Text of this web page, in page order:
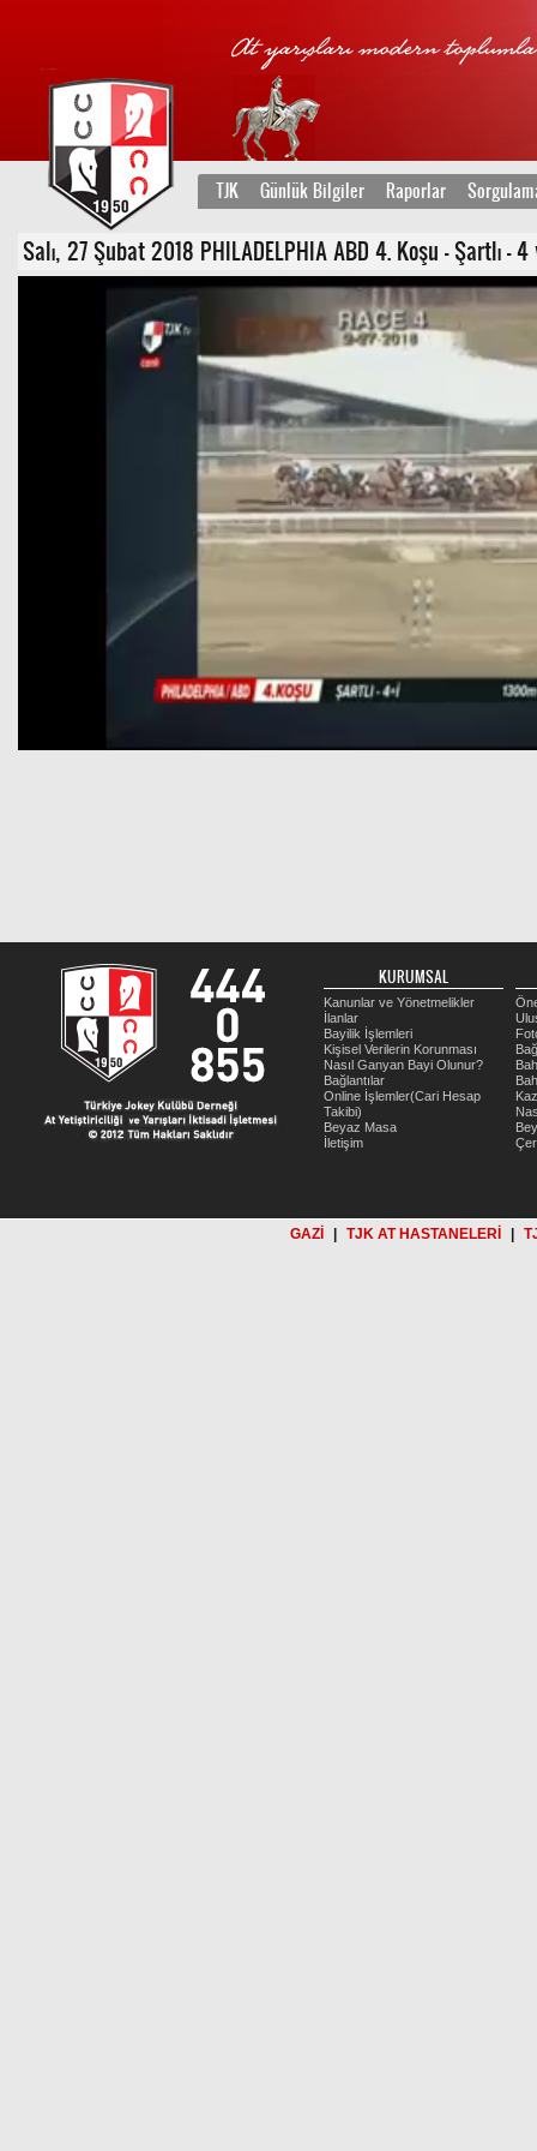
TJK Günlük Bilgiler Raporlar
Salı, 27 Şubat 2018 PHILADELPHIA ABD 4. Koşu - Şartlı -
KURUMSAL
Kanunlar ve Yönetmelikler
İlanlar
Bayilik İşlemleri
Kişisel Verilerin Korunması
Nasıl Ganyan Bayi Olunur?
Bağlantılar
Online İşlemler(Cari Hesap
Takibi)
Beyaz Masa
İletişim
GAZİ TJK AT HASTANELERİ